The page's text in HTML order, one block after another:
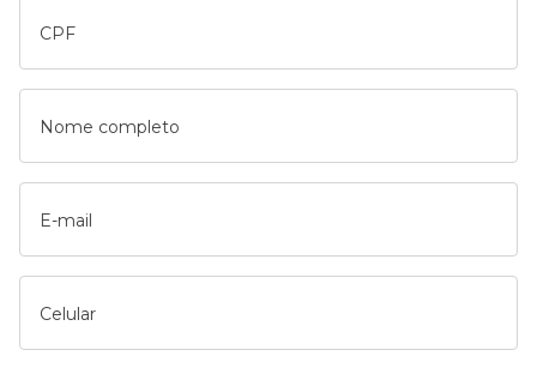
CPF
Nome completo
E-mail
Celular